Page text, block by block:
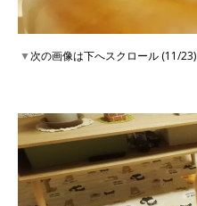
▼次の画像は下へスクロール (11/23)